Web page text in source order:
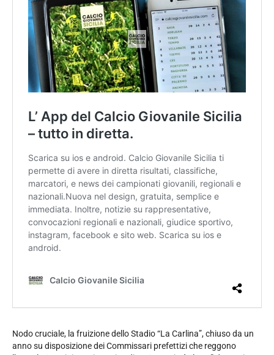
Nodo cruciale, la fruizione dello Stadio “La Carlina”, chiuso da un
anno su disposizione dei Commissari prefettizi che reggono